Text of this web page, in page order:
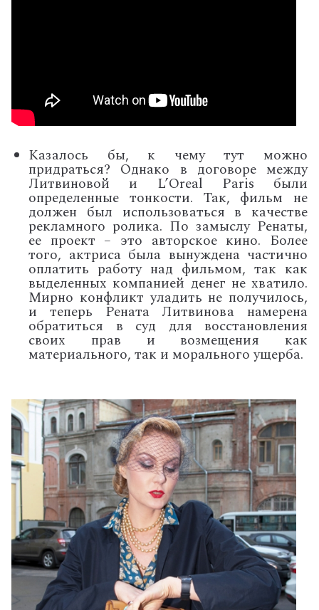
Казалось бы, к чему тут можно
придраться? Однако в договоре между
Литвиновой и L’Oreal Paris были
определенные тонкости. Так, фильм не
должен был использоваться в качестве
рекламного ролика. По замыслу Ренаты,
ее проект – это авторское кино. Более
того, актриса была вынуждена частично
оплатить работу над фильмом, так как
выделенных компанией денег не хватило.
Мирно конфликт уладить не получилось,
и теперь Рената Литвинова намерена
обратиться в суд для восстановления
своих прав и возмещения как
материального, так и морального ущерба.